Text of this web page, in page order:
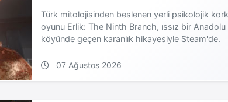
Türk mitolojisinden beslenen yerli psikolojik
oyunu Erlik: The Ninth Branch, ıssız bir Anadolu
köyünde geçen karanlık hikayesiyle Steam'de.
07 Ağustos 2026